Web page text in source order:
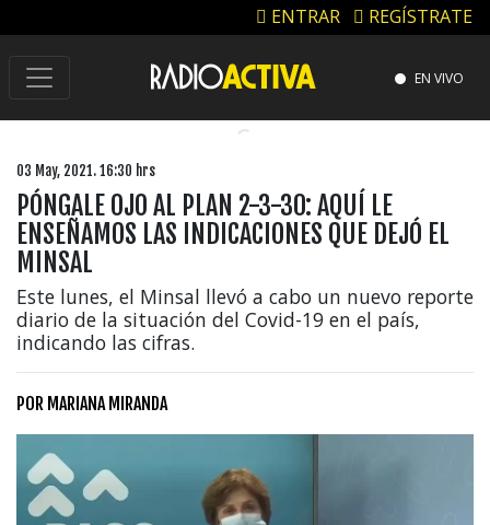
ENTRAR REGÍSTRATE
EN VIVO
03 May, 2021. 16:30 hrs
PÓNGALE OJO AL PLAN 2-3-30: AQUÍ LE
ENSEÑAMOS LAS INDICACIONES QUE DEJÓ EL
MINSAL
Este lunes, el Minsal llevó a cabo un nuevo reporte
diario de la situación del Covid-19 en el país,
indicando las cifras.
POR MARIANA MIRANDA